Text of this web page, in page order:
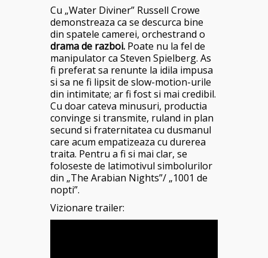
Cu „Water Diviner” Russell Crowe
demonstreaza ca se descurca bine
din spatele camerei, orchestrand o
drama de razboi. Poate nu la fel de
manipulator ca Steven Spielberg. As
fi preferat sa renunte la idila impusa
si sa ne fi lipsit de slow-motion-urile
din intimitate; ar fi fost si mai credibil.
Cu doar cateva minusuri, productia
convinge si transmite, ruland in plan
secund si fraternitatea cu dusmanul
care acum empatizeaza cu durerea
traita. Pentru a fi si mai clar, se
foloseste de latimotivul simbolurilor
din „The Arabian Nights”/ „1001 de
nopti”.
Vizionare trailer: